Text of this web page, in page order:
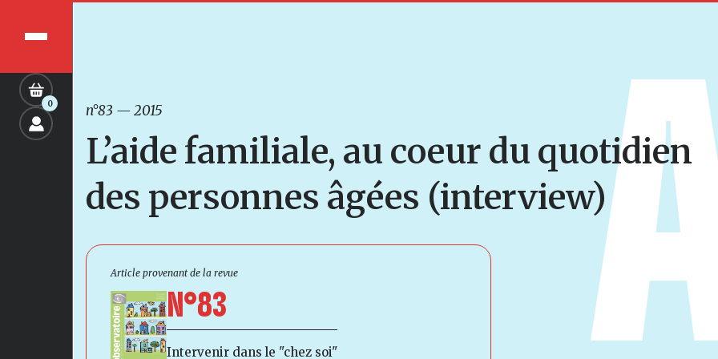
0 n°83 —2015
L’aide familiale, au coeur du quotidien
des personnes âgées (interview)
Article provenant de la revue
N°83
Intervenir dans le "chez soi"